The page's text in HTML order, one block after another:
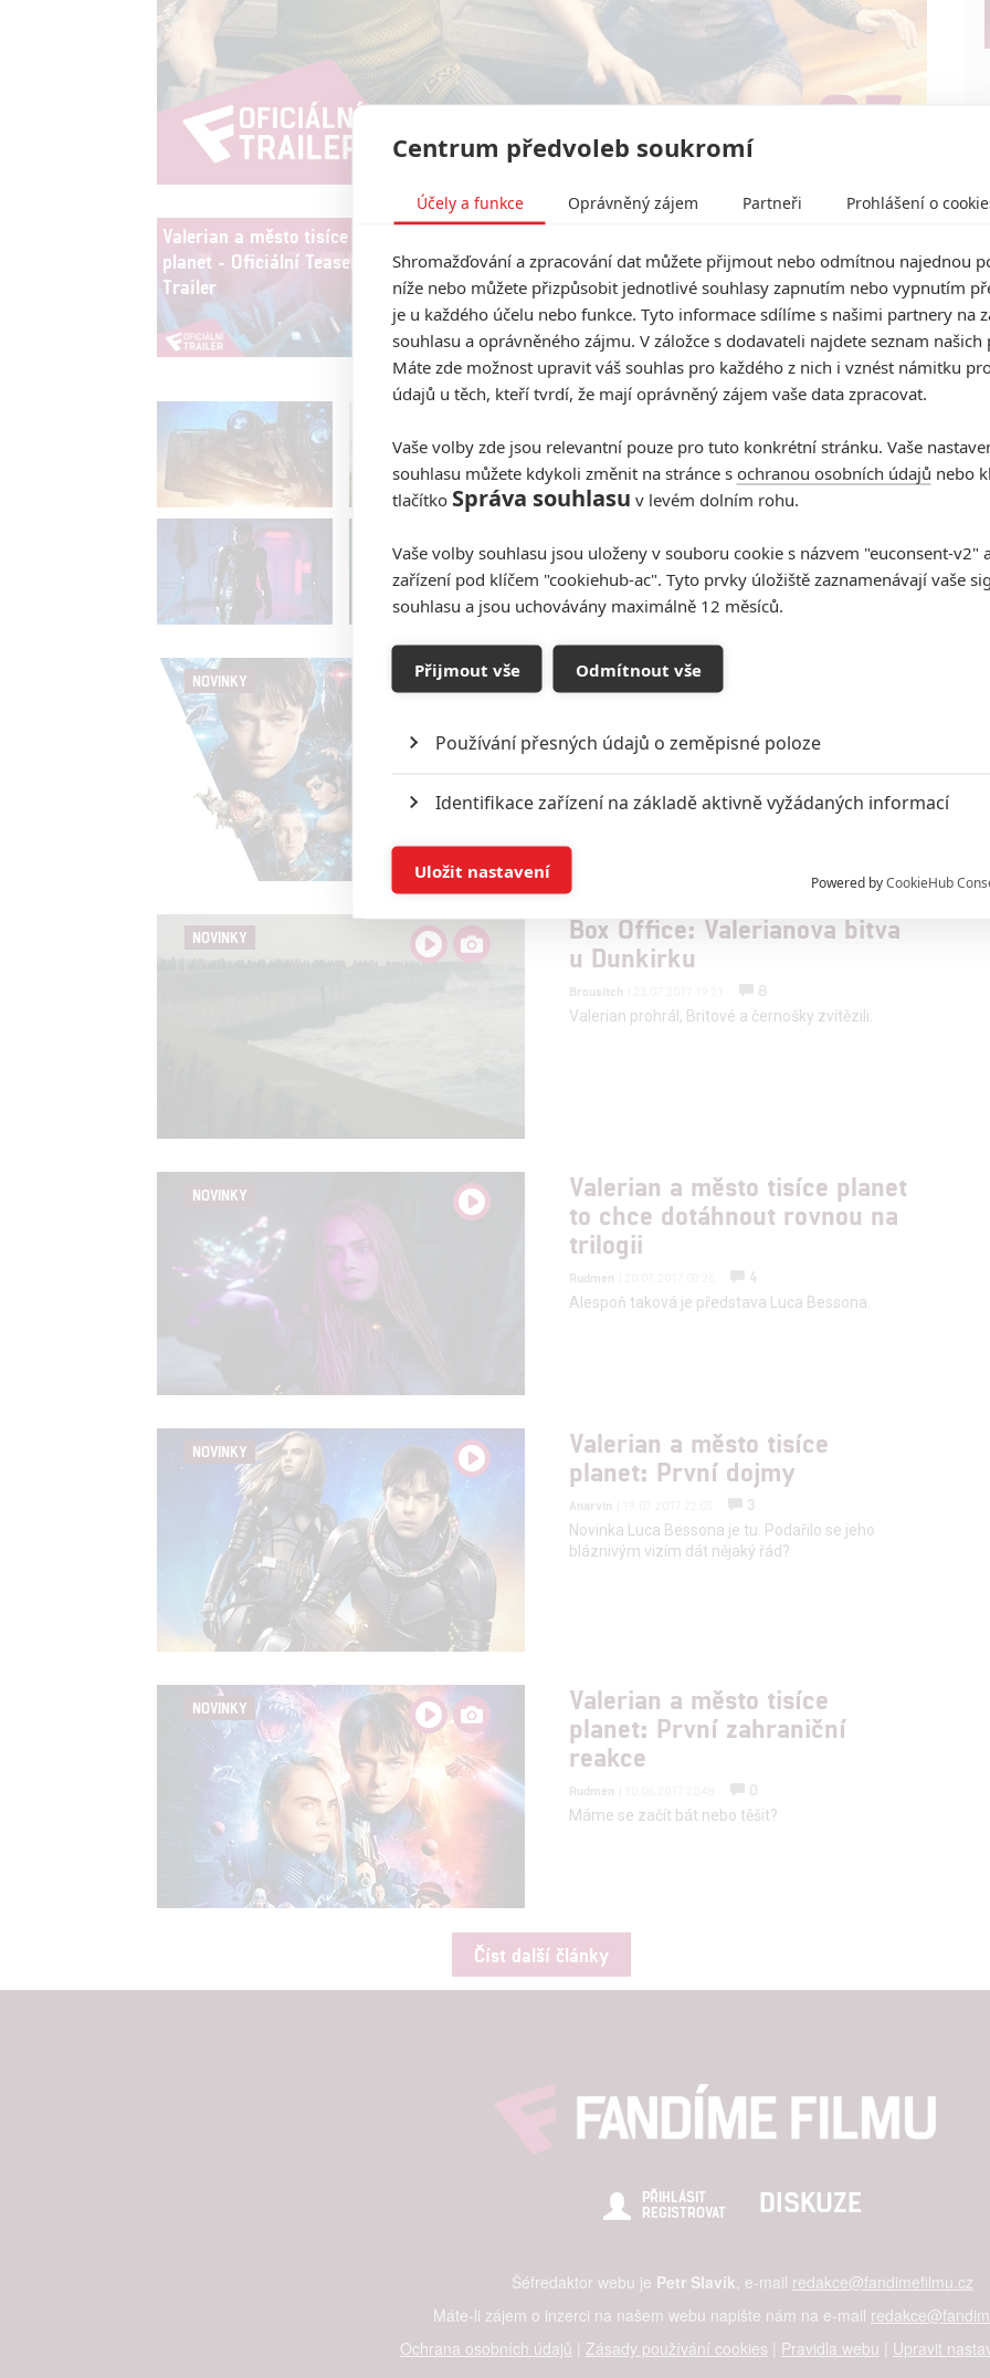
Valerian a město tisíce
planet - Oficiální Teaser
Trailer
Vstoupit do
galerie
Počet: 31
NOVINKY
Valerian 2: Projekt může
zachránit nižší rozpočet
Anarvin | 24.11.2017 10:42
11
Bessonův sen o dalších vesmírných
NOVINKY
Box Office: Valerianova bitva
u Dunkirku
Brousitch
8
Valerian prohrál, Britové a černošky zvítězili.
NOVINKY
Valerian a město tisíce planet
to chce dotáhnout rovnou na
trilogii
Rudmen
4
Alespoň taková je představa Luca Bessona.
NOVINKY
Valerian a město tisíce
planet: První dojmy
Anarvin
3
Novinka Luca Bessona je tu. Podařilo se jeho
bláznivým vizím dát nějaký řád?
NOVINKY
Valerian a město tisíce
planet: První zahraniční
reakce
Rudmen
0
Máme se začít bát nebo těšit?
Číst další články
PŘIHLÁSIT
REGISTROVAT
DISKUZE
Šéfredaktor webu je Petr Slavík, e-mail redakce@fandimefilmu.cz
Máte-li zájem o inzerci na našem webu napište nám na e-mail
Ochrana osobních údajů | Zásady používání cookies | Pravidla webu | Upravit
Centrum předvoleb soukromí
Účely a funkce Oprávněný zájem Partneři Prohlášení o
Shromažďování a zpracování dat můžete přijmout nebo odmítnou najednou
níže nebo můžete přizpůsobit jednotlivé souhlasy zapnutím nebo vypnutím
je u každého účelu nebo funkce. Tyto informace sdílíme s našimi partnery na
souhlasu a oprávněného zájmu. V záložce s dodavateli najdete seznam našich
Máte zde možnost upravit váš souhlas pro každého z nich i vznést námitku
údajů u těch, kteří tvrdí, že mají oprávněný zájem vaše data zpracovat.
Vaše volby zde jsou relevantní pouze pro tuto konkrétní stránku. Vaše
souhlasu můžete kdykoli změnit na stránce s ochranou osobních údajů nebo
tlačítko Správa souhlasu v levém dolním rohu.
Vaše volby souhlasu jsou uloženy v souboru cookie s názvem "euconsent-v2"
zařízení pod klíčem "cookiehub-ac". Tyto prvky úložiště zaznamenávají vaše
souhlasu a jsou uchovávány maximálně 12 měsíců.
Přijmout vše Odmítnout vše
Používání přesných údajů o zeměpisné poloze
Identifikace zařízení na základě aktivně vyžádaných informací
Ukládání a/nebo přístup k informacím v zařízení
Reklama založená na omezených údajích a měření reklamy
Personalizovaný obsah, měření obsahu, průzkum publika a vývoj
Powered byCookieHub
Uložit nastavení